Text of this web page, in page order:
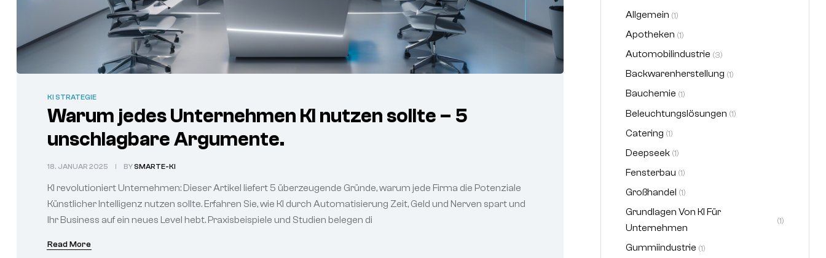
KI STRATEGIE
Warum jedes Unternehmen KI nutzen sollte – 5
unschlagbare Argumente.
18. JANUAR 2025 BYSMARTE-KI
KI revolutioniert Unternehmen: Dieser Artikel liefert 5 überzeugende Gründe, warum jede Firma die Potenziale
Künstlicher Intelligenz nutzen sollte. Erfahren Sie, wie KI durch Automatisierung Zeit, Geld und Nerven spart und
Ihr Business auf ein neues Level hebt. Praxisbeispiele und Studien belegen di
Read More
Allgemein (1)
Apotheken (1)
Automobilindustrie (3)
Backwarenherstellung (1)
Bauchemie (1)
Beleuchtungslösungen (1)
Catering (1)
Deepseek (1)
Fensterbau (1)
Großhandel (1)
Grundlagen Von KI Für
Unternehmen
(1)
Gummiindustrie (1)